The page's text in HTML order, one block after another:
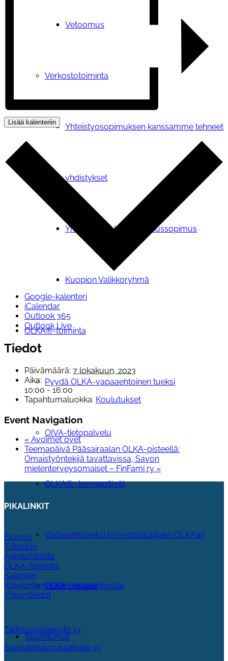
Vetoomus
Verkostotoiminta
Yhteistyosopimuksen kanssamme tehneet
yhdistykset
Yhteistyö- ja kumppanuussopimus
Kuopion Valikkoryhmä
OLKA®-toiminta
Pyydä OLKA-vapaaehtoinen tueksi
OIVA-tietopalvelu
OLKA® -teemapäivät
Vapaaehtoiseksi tai vertaistukijaksi OLKAan
OLKA vapaaehtoisille
Tapahtumat
Lisää kalenteriin
Google-kalenteri
iCalendar
Outlook 365
Outlook Live
Tiedot
Päivämäärä: 7 lokakuun, 2023
Aika:
10:00 - 16:00
Tapahtumaluokka: Koulutukset
Event Navigation
« Avoimet ovet
Teemapäivä Pääsairaalan OLKA-pisteellä:
Omaistyöntekijä tavattavissa, Savon
mielenterveysomaiset – FinFami ry »
PIKALINKIT
Etusivu
Tukipilari
Ajankohtaista
OLKA-toiminta
Kalenteri
Kokoontumistilan varaus
Yhteystiedot
Tietosuojaseloste >>
Saavutettavuusseloste >>